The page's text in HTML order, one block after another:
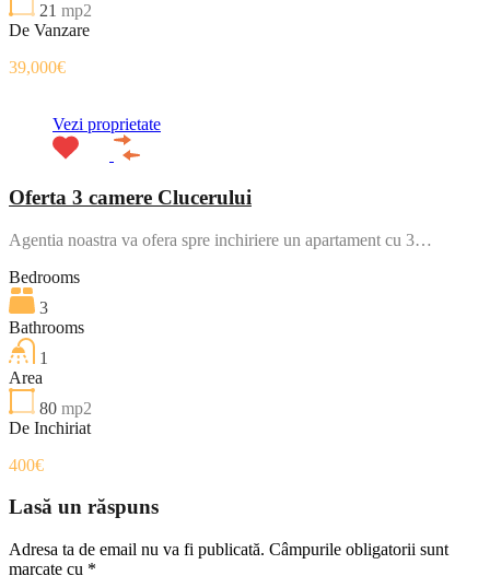
21 mp2
De Vanzare
39,000€
Vezi proprietate
Oferta 3 camere Clucerului
Agentia noastra va ofera spre inchiriere un apartament cu 3…
Bedrooms
3
Bathrooms
1
Area
80 mp2
De Inchiriat
400€
Lasă un răspuns
Adresa ta de email nu va fi publicată. Câmpurile obligatorii sunt
marcate cu *